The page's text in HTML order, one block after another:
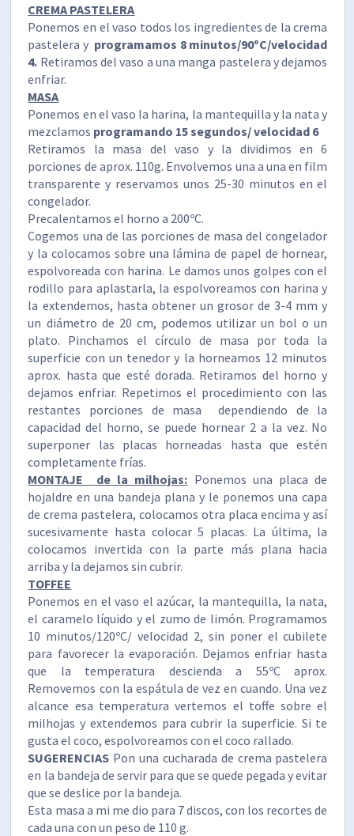
CREMA PASTELERA
Ponemos en el vaso todos los ingredientes de la crema
pastelera y programamos 8 minutos/90ºC/velocidad
4. Retiramos del vaso a una manga pastelera y dejamos
enfriar.
MASA
Ponemos en el vaso la harina, la mantequilla y la nata y
mezclamos programando 15 segundos/ velocidad 6
Retiramos la masa del vaso y la dividimos en 6
porciones de aprox. 110g. Envolvemos una a una en film
transparente y reservamos unos 25-30 minutos en el
congelador.
Precalentamos el horno a 200ºC.
Cogemos una de las porciones de masa del congelador
y la colocamos sobre una lámina de papel de hornear,
espolvoreada con harina. Le damos unos golpes con el
rodillo para aplastarla, la espolvoreamos con harina y
la extendemos, hasta obtener un grosor de 3-4 mm y
un diámetro de 20 cm, podemos utilizar un bol o un
plato. Pinchamos el círculo de masa por toda la
superficie con un tenedor y la horneamos 12 minutos
aprox. hasta que esté dorada. Retiramos del horno y
dejamos enfriar. Repetimos el procedimiento con las
restantes porciones de masa dependiendo de la
capacidad del horno, se puede hornear 2 a la vez. No
superponer las placas horneadas hasta que estén
completamente frías.
MONTAJE de la milhojas: Ponemos una placa de
hojaldre en una bandeja plana y le ponemos una capa
de crema pastelera, colocamos otra placa encima y así
sucesivamente hasta colocar 5 placas. La última, la
colocamos invertida con la parte más plana hacia
arriba y la dejamos sin cubrir.
TOFFEE
Ponemos en el vaso el azúcar, la mantequilla, la nata,
el caramelo líquido y el zumo de limón. Programamos
10 minutos/120ºC/ velocidad 2, sin poner el cubilete
para favorecer la evaporación. Dejamos enfriar hasta
que la temperatura descienda a 55ºC aprox.
Removemos con la espátula de vez en cuando. Una vez
alcance esa temperatura vertemos el toffe sobre el
milhojas y extendemos para cubrir la superficie. Si te
gusta el coco, espolvoreamos con el coco rallado.
SUGERENCIAS Pon una cucharada de crema pastelera
en la bandeja de servir para que se quede pegada y evitar
que se deslice por la bandeja.
Esta masa a mi me dio para 7 discos, con los recortes de
cada una con un peso de 110 g.